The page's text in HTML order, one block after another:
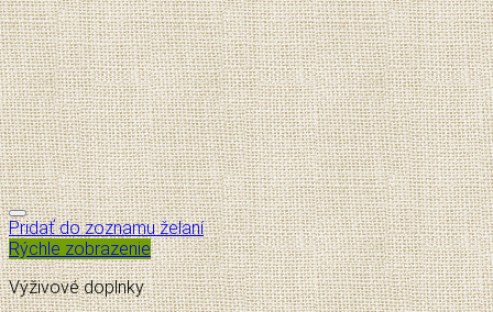
Pridať do zoznamu želaní
Rýchle zobrazenie
Výživové doplnky